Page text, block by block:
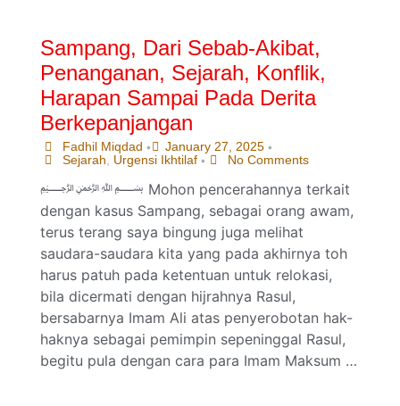
Sampang, Dari Sebab-Akibat,
Penanganan, Sejarah, Konflik,
Harapan Sampai Pada Derita
Berkepanjangan
Fadhil Miqdad • January 27, 2025 •
Sejarah Urgensi Ikhtilaf • No Comments
﷽ Mohon pencerahannya terkait
dengan kasus Sampang, sebagai orang awam,
terus terang saya bingung juga melihat
saudara-saudara kita yang pada akhirnya toh
harus patuh pada ketentuan untuk relokasi,
bila dicermati dengan hijrahnya Rasul,
bersabarnya Imam Ali atas penyerobotan hak-
haknya sebagai pemimpin sepeninggal Rasul,
begitu pula dengan cara para Imam Maksum …